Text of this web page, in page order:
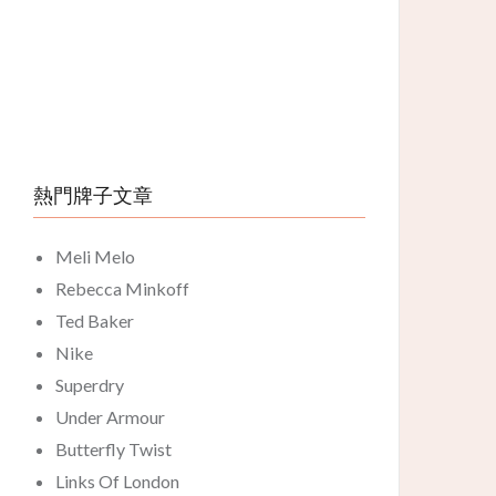
熱門牌子文章
Meli Melo
Rebecca Minkoff
Ted Baker
Nike
Superdry
Under Armour
Butterfly Twist
Links Of London